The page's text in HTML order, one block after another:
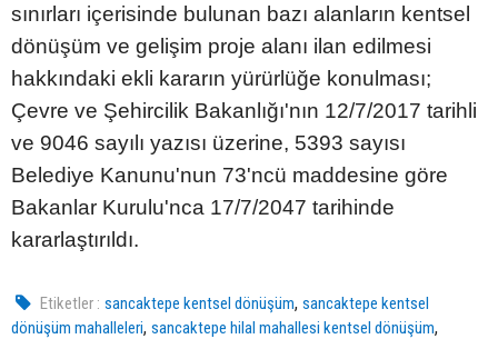
sınırları içerisinde bulunan bazı alanların kentsel
dönüşüm ve gelişim proje alanı ilan edilmesi
hakkındaki ekli kararın yürürlüğe konulması;
Çevre ve Şehircilik Bakanlığı'nın 12/7/2017 tarihli
ve 9046 sayılı yazısı üzerine, 5393 sayısı
Belediye Kanunu'nun 73'ncü maddesine göre
Bakanlar Kurulu'nca 17/7/2047 tarihinde
kararlaştırıldı.
Etiketler : sancaktepe kentsel dönüşüm,sancaktepe kentsel
dönüşüm mahalleleri, sancaktepe hilal mahallesi kentsel dönüşüm,